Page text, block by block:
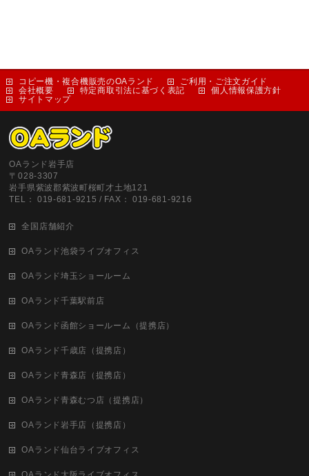
コピー機・複合機販売のOAランド
ご利用・ご注文ガイド
会社概要
特定商取引法に基づく表記
個人情報保護方針
サイトマップ
OAランド岩手店
〒028-3307
岩手県紫波郡紫波町桜町才土地121
TEL： 019-681-9215 / FAX： 019-681-9216
全国店舗紹介
OAランド池袋ライブオフィス
OAランド埼玉ショールーム
OAランド千葉駅前店
OAランド函館ショールーム（提携店）
OAランド千歳店（提携店）
OAランド青森店（提携店）
OAランド青森むつ店（提携店）
OAランド岩手店（提携店）
OAランド仙台ライブオフィス